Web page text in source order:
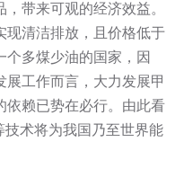
带来可观的经济效益。
现清洁排放，且价格低于
多煤少油的国家，因
工作而言，大力发展甲
依赖已势在必行。由此看
技术将为我国乃至世界能